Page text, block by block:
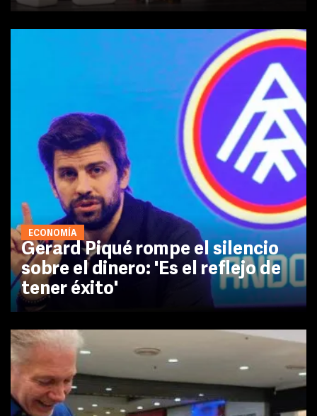
ECONOMÍA
Gerard Piqué rompe el silencio
sobre el dinero: 'Es el reflejo de
tener éxito'